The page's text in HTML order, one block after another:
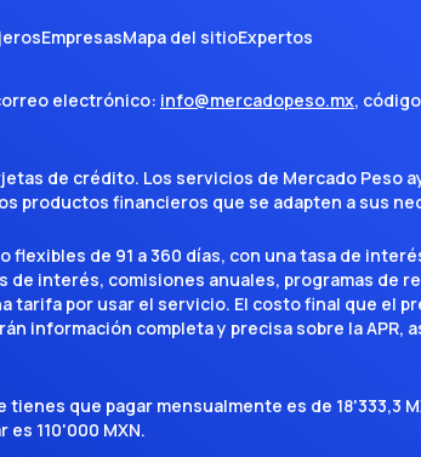
EmpresasMapa del sitioExpertos
electrónico: info@mercadopeso.mx,
de crédito. Los servicios de Mercado Peso
productos financieros que se adapten a sus
de 91 a 360 días, con una tasa de
interés, comisiones anuales, programas de
tarifa por usar el servicio. El costo final que el
información completa y precisa sobre la APR,
que pagar mensualmente es de 18'333,3
110'000 MXN.